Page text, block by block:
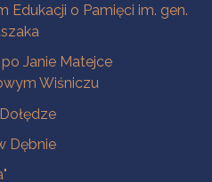
Edukacji o Pamięci im. gen.
Janie Matejce
Wiśniczu
Dębnie